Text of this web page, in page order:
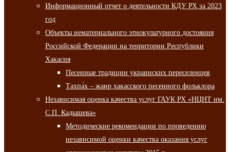
Информационный отчет о деятельности КДУ РХ за 2023
год
Объекты нематериального этнокультурного достояния
Российской Федерации на территории Республики
Хакасия
Песенные традиции украинских переселенцев
Тахпа́х – жанр хакасского песенного фольклора
Независимая оценка качества услуг ГАУК РХ «НЦНТ им.
С.П. Кадышева»
Методические рекомендации по проведению
независимой оценки качества оказания услуг